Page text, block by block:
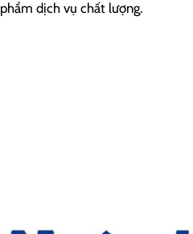
phẩm dịch vụ chất lượng.